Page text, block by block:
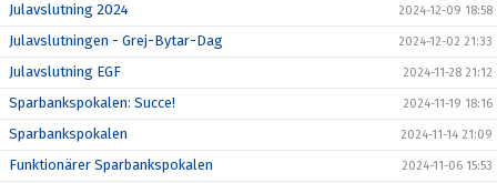
Julavslutning 2024 2024-12-09 18:58
Julavslutningen - Grej-Bytar-Dag 2024-12-02 21:33
Julavslutning EGF 2024-11-28 21:12
Sparbankspokalen: Succe! 2024-11-19 18:16
Sparbankspokalen 2024-11-14 21:09
Funktionärer Sparbankspokalen 2024-11-06 15:53